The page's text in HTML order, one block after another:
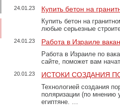
24.01.23 Купить бетон на
Купить бетон на
любые серьезные
24.01.23 Работа в Израиле
Работа в Израиле по
сайте, поможет вам
20.01.23 ИСТОКИ СОЗДАНИЯ
Технологией создания
поляризации (по
египтяне. …